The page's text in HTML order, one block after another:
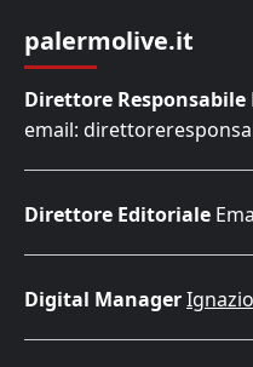
palermolive.it
Direttore Responsabile
email:
Direttore Editoriale
Digital Manager